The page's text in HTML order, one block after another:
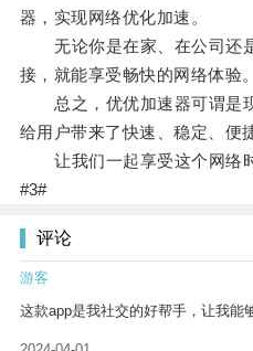
器，实现网络优化加速。
无论你是在家、在公司还
接，就能享受畅快的网络体验。
总之，优优加速器可谓是现
给用户带来了快速、稳定、便
让我们一起享受这个网络时
#3#
评论
游客
这款app是我社交的好帮手，让我能